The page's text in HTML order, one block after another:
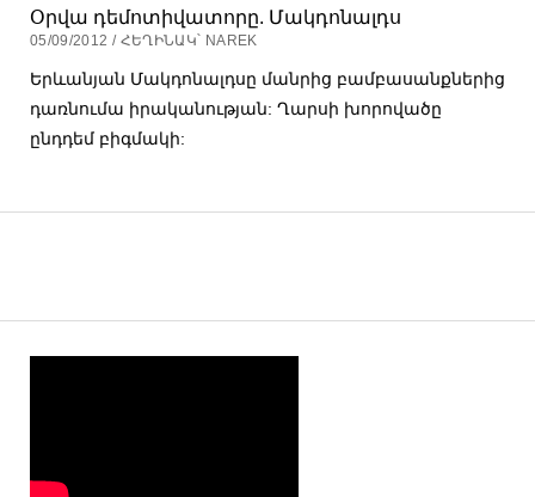
Օրվա դեմոտիվատորը. Մակդոնալդս
05/09/2012 / ՀԵՂԻՆԱԿ՝ NAREK
Երևանյան Մակդոնալդսը մանրից բամբասանքներից
դառնումա իրականության: Ղարսի խորովածը
ընդդեմ բիգմակի: